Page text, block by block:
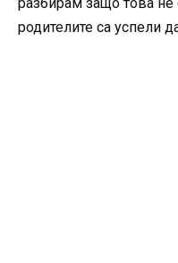
родителите са успели